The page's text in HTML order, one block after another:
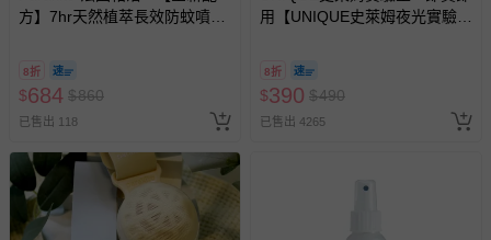
國際航空、客運、訂房等服務。
其他常見問題：
運送服務：目前提供的運送僅限台灣本島。如您位於離島地
區，可能會無法配送，或須依據商品需加收離島運費。廠商
亦保留出貨與否的權利。離島、偏遠地區、樓層親送等加價
費用，可能會另需加收。
方】7hr天然植萃長效防蚊噴霧
8折
$684 $860
已售出 118
用【UNIQUE史萊姆夜光實驗室
8/30 (電子票券，於展期現場憑
訂單編號兌換，逾期作廢) (大
人小孩均一價(3歲以上需購票))
8折
$390 $490
已售出 4265